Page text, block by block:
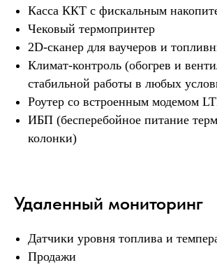
Касса ККТ с фискальным
Чековый термопринтер
2D-сканер для ваучеров и
Климат-контроль (обогрев и
стабильной работы в любых
Роутер со встроенным модемом
ИБП (бесперебойное питание
колонки)
Удаленный мониторинг
Датчики уровня топлива и
Продажи
ПОДРОБНОСТИ
Оставьте заявку на получение
КП - подберём лучшие
по ценообразованию
Димитрова Наталия